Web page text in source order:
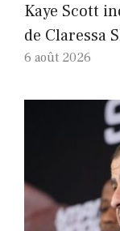
Kaye Scott
de Claressa
6 août 2026